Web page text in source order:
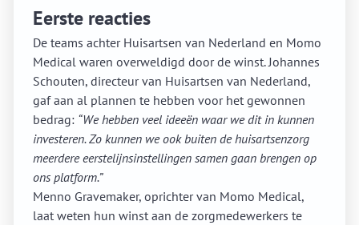
Eerste reacties
De teams achter Huisartsen van Nederland en Momo
Medical waren overweldigd door de winst. Johannes
Schouten, directeur van Huisartsen van Nederland,
gaf aan al plannen te hebben voor het gewonnen
bedrag: “We hebben veel ideeën waar we dit in kunnen
investeren. Zo kunnen we ook buiten de huisartsenzorg
meerdere eerstelijnsinstellingen samen gaan brengen op
ons platform.”
Menno Gravemaker, oprichter van Momo Medical,
laat weten hun winst aan de zorgmedewerkers te